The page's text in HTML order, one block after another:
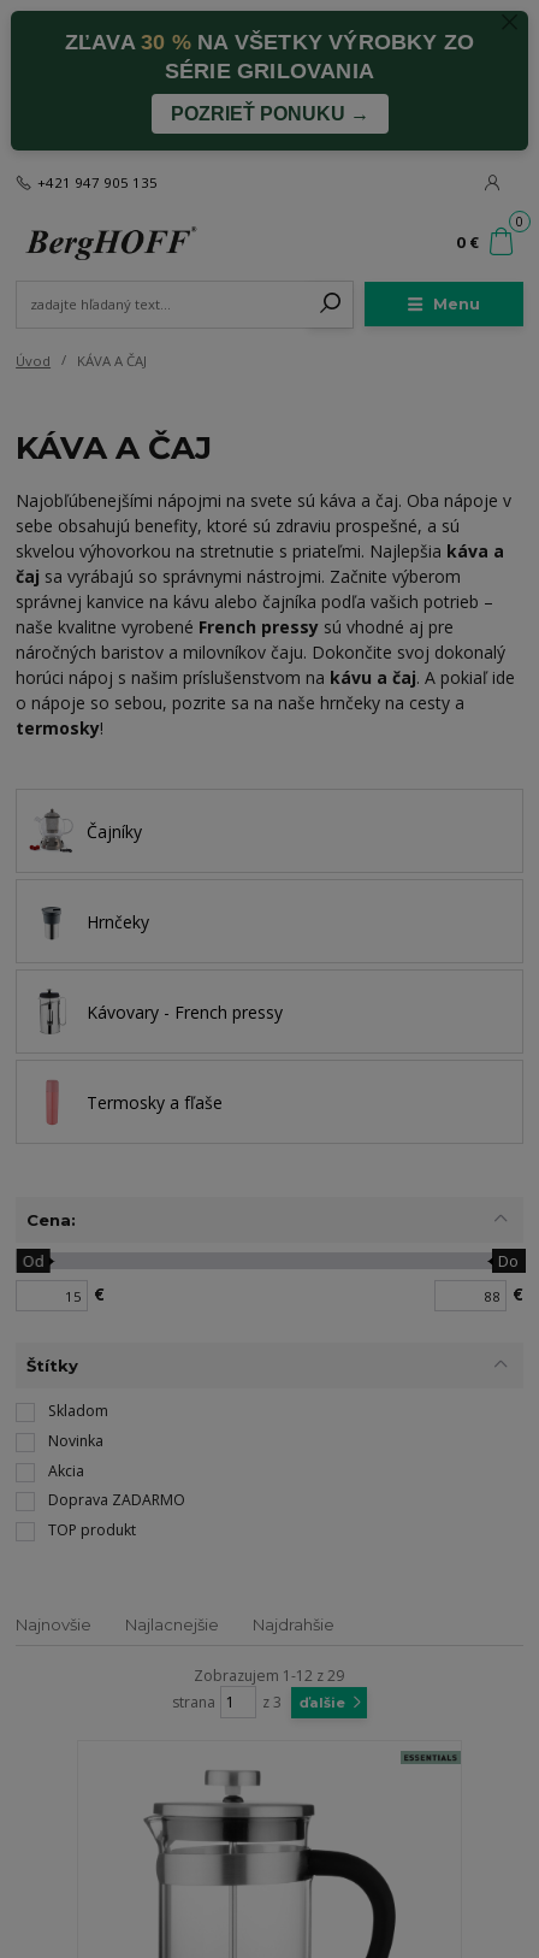
ZĽAVA30 %NA VŠETKY VÝROBKY ZO
SÉRIE GRILOVANIA
POZRIEŤ PONUKU →
Menu
+421 947 905 135
0
0 €
Úvod KÁVA A ČAJ
KÁVA A ČAJ
Najobľúbenejšími nápojmi na svete sú káva a čaj. Oba nápoje v
sebe obsahujú benefity, ktoré sú zdraviu prospešné, a sú
skvelou výhovorkou na stretnutie s priateľmi. Najlepšia káva a
čaj sa vyrábajú so správnymi nástrojmi. Začnite výberom
správnej kanvice na kávu alebo čajníka podľa vašich potrieb –
naše kvalitne vyrobené French pressy sú vhodné aj pre
náročných baristov a milovníkov čaju. Dokončite svoj dokonalý
horúci nápoj s našim príslušenstvom na kávu a čaj. A pokiaľ ide
o nápoje so sebou, pozrite sa na naše hrnčeky na cesty a
termosky!
Čajníky
Hrnčeky
Kávovary - French pressy
Termosky a fľaše
Cena:
€
Od Do
€
Štítky
Skladom
Novinka
Akcia
Doprava ZADARMO
TOP produkt
Najnovšie Najlacnejšie Najdrahšie
Zobrazujem 1-12 z 29
strana
z 3 ďalšie